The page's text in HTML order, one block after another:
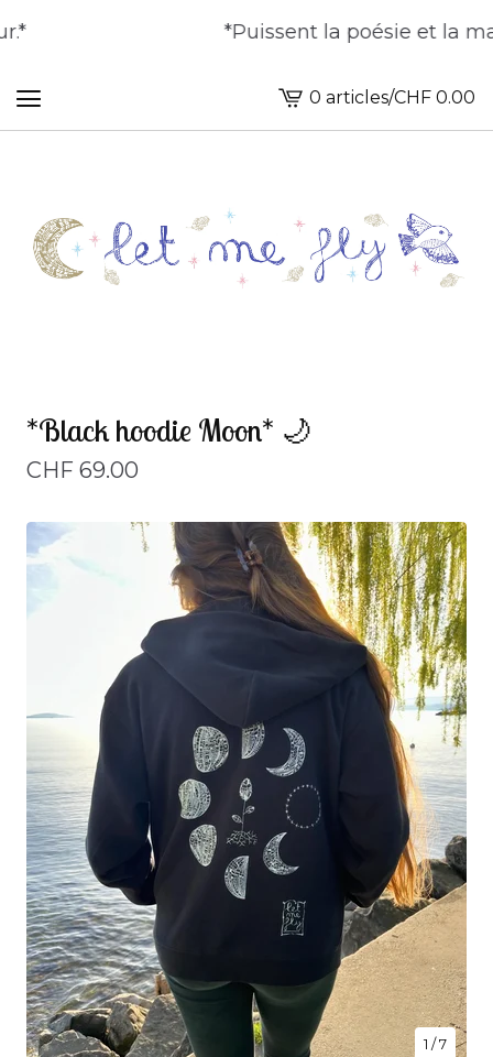
*Puissent la poésie et la
Voir
le
0 articles/CHF 0.00
*Black hoodie Moon* 🌙
CHF 69.00
1 / 7